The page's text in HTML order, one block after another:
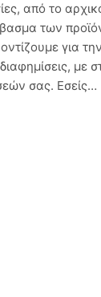
Προκλήσεις
Η
από το
των
για
με
σας. Εσείς…